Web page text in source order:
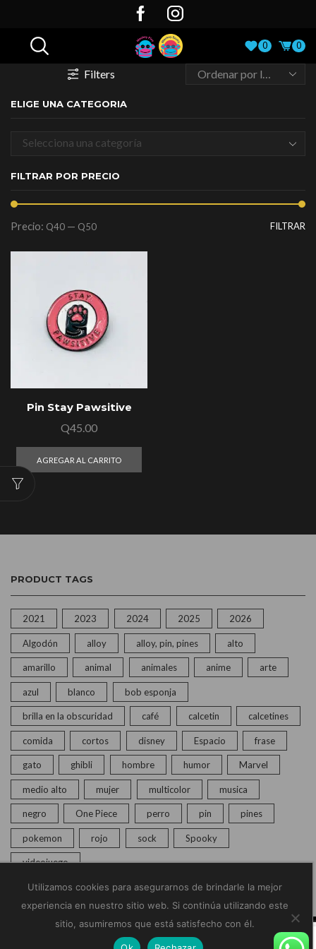
0 0
Filters
ELIGE UNA CATEGORIA
Selecciona una categoría
FILTRAR POR PRECIO
FILTRAR
Precio: Q40 — Q50
Pin Stay Pawsitive
Q45.00
AGREGAR AL CARRITO
PRODUCT TAGS
2021 2023 2024 2025 2026
Algodón alloy alloy, pin, pines alto
amarillo animal animales anime arte
azul blanco bob esponja
brilla en la obscuridad café calcetin calcetines
comida cortos disney Espacio frase
gato ghibli hombre humor Marvel
medio alto mujer multicolor musica
negro One Piece perro pin pines
pokemon rojo sock Spooky
videojuego
© Copyright 2020 – 2025 | Monkey Socks | Todos los
Utilizamos cookies para asegurarnos de brindarle la mejor
experiencia en nuestro sitio web. Si continúa utilizando este
sitio, asumiremos que está satisfecho con él.